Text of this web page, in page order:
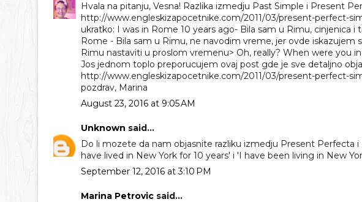
Hvala na pitanju, Vesna! Razlika izmedju Past Simple i Present
http://www.engleskizapocetnike.com/2011/03/present-perfect-
ukratko: I was in Rome 10 years ago- Bila sam u Rimu, cinjenica
Rome - Bila sam u Rimu, ne navodim vreme, jer ovde iskazujem
Rimu nastaviti u proslom vremenu> Oh, really? When were you
Jos jednom toplo preporucujem ovaj post gde je sve detaljno
http://www.engleskizapocetnike.com/2011/03/present-perfect-
pozdrav, Marina
August 23, 2016 at 9:05 AM
Unknown said...
Do li mozete da nam objasnite razliku izmedju Present Perfecta
have lived in New York for 10 years' i 'I have been living in New
September 12, 2016 at 3:10 PM
Marina Petrovic said...